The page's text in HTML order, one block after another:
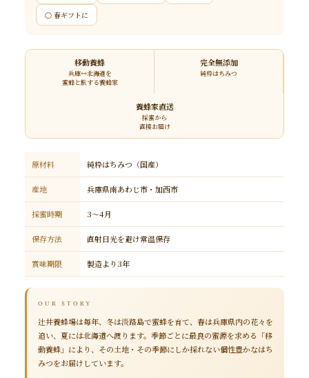
○ 春ギフトに
移動養蜂
兵庫↔北海道を
蜜蜂と旅する養蜂家
完全無添加
純粋はちみつ
養蜂家直送
採蜜から
直接お届け
原材料 純粋はちみつ（国産）
産地 兵庫県南あわじ市・加西市
採蜜時期 3～4月
保存方法 直射日光を避け常温保存
賞味期限 製造より3年
OUR STORY
辻井養蜂場は毎年、冬は淡路島で蜜蜂を育て、春は兵庫県内の花々を
追い、夏には北海道へ渡ります。季節ごとに最良の蜜源を求める「移
動養蜂」により、その土地・その季節にしか採れない個性豊かなはち
みつをお届けしています。